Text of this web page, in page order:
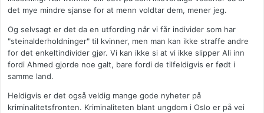
det mye mindre sjanse for at menn voldtar dem, mener jeg.
Og selvsagt er det da en utfording når vi får individer som har
"steinalderholdninger" til kvinner, men man kan ikke straffe andre
for det enkeltindivider gjør. Vi kan ikke si at vi ikke slipper Ali inn
fordi Ahmed gjorde noe galt, bare fordi de tilfeldigvis er født i
samme land.
Heldigvis er det også veldig mange gode nyheter på
kriminalitetsfronten. Kriminaliteten blant ungdom i Oslo er på vei